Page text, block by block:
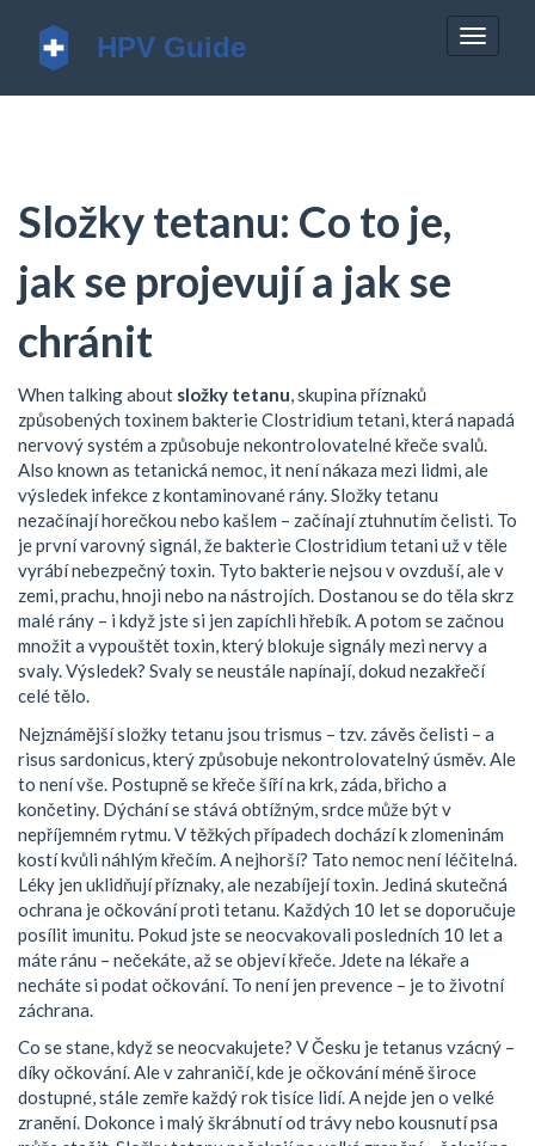
Složky tetanu: Co to je,
jak se projevují a jak se
chránit
When talking about složky tetanu,skupina příznaků
způsobených toxinem bakterie Clostridium tetani, která napadá
nervový systém a způsobuje nekontrolovatelné křeče svalů.
Also known as tetanická nemoc, itnení nákaza mezi lidmi, ale
výsledek infekce z kontaminované rány.Složky tetanu
nezačínají horečkou nebo kašlem – začínají ztuhnutím čelisti. To
je první varovný signál, že bakterieClostridium tetani už v těle
vyrábí nebezpečný toxin. Tyto bakterie nejsou v ovzduší, ale v
zemi, prachu, hnoji nebo na nástrojích. Dostanou se do těla skrz
malé rány – i když jste si jen zapíchli hřebík. A potom se začnou
množit a vypouštět toxin, který blokuje signály mezi nervy a
svaly. Výsledek? Svaly se neustále napínají, dokud nezakřečí
celé tělo.
Nejznámější složky tetanu jsou trismus – tzv. závěs čelisti – a
risus sardonicus, který způsobuje nekontrolovatelný úsměv. Ale
to není vše. Postupně se křeče šíří na krk, záda, břicho a
končetiny. Dýchání se stává obtížným, srdce může být v
nepříjemném rytmu. V těžkých případech dochází k zlomeninám
kostí kvůli náhlým křečím. A nejhorší? Tato nemoc není léčitelná.
Léky jen uklidňují příznaky, ale nezabíjejí toxin. Jediná skutečná
ochrana jeočkování proti tetanu . Každých 10 let se doporučuje
posílit imunitu. Pokud jste se neocvakovali posledních 10 let a
máte ránu – nečekáte, až se objeví křeče. Jdete na lékaře a
necháte si podat očkování. To není jen prevence – je to životní
záchrana.
Co se stane, když se neocvakujete? V Česku je tetanus vzácný –
díky očkování. Ale v zahraničí, kde je očkování méně široce
dostupné, stále zemře každý rok tisíce lidí. A nejde jen o velké
zranění. Dokonce i malý škrábnutí od trávy nebo kousnutí psa